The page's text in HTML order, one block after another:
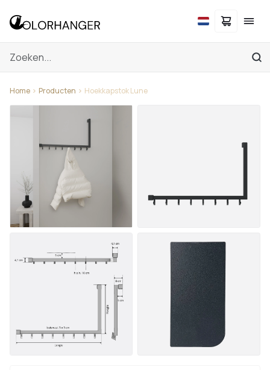
Home Producten Hoekkapstok Lune